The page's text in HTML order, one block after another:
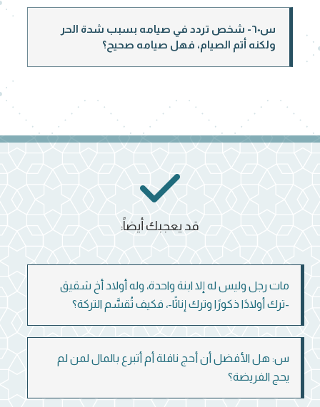
س٦٠- شخص تردد في صيامه بسبب شدة الحر
ولكنه أتم الصيام، فهل صيامه صحيح؟
مات رجل وليس له إلا ابنة واحدة، وله أولاد أخ شقيق
-ترك أولادًا ذكورًا وترك إناثًا-، فكيف تُقسَّم التركة؟
س: هل الأفضل أن أحج نافلة أم أتبرع بالمال لمن لم
يحج الفريضة؟
قد يعجبك أيضاً: